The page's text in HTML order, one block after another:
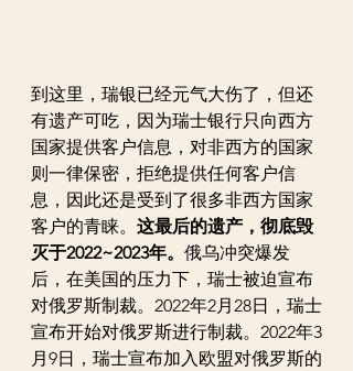
到这里，瑞银已经元气大伤了，但还
有遗产可吃，因为瑞士银行只向西方
国家提供客户信息，对非西方的国家
则一律保密，拒绝提供任何客户信
息，因此还是受到了很多非西方国家
客户的青睐。 这最后的遗产，彻底毁
灭于2022~2023年。 俄乌冲突爆发
后，在美国的压力下，瑞士被迫宣布
对俄罗斯制裁。2022年2月28日，瑞士
宣布开始对俄罗斯进行制裁。2022年3
月9日，瑞士宣布加入欧盟对俄罗斯的